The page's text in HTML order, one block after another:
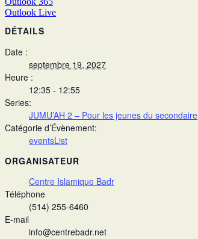
Outlook Live
DÉTAILS
Date :
septembre 19, 2027
Heure :
12:35 - 12:55
Series:
JUMU’AH 2 – Pour les jeunes du secondaire
Catégorie d’Évènement:
eventsList
ORGANISATEUR
Centre Islamique Badr
Téléphone
(514) 255-6460
E-mail
info@centrebadr.net